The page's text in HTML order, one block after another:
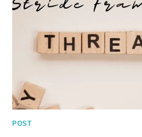
METODYKA,
KTÓRA
TWOJE
HORYZONTY
W
POST